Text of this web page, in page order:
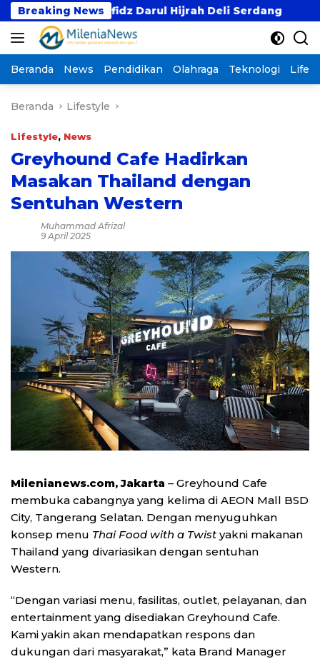
Langsung
ke
konten
Breaking News
Tahfidz Darul Hijrah Deli Serdang Prodi PAI
Beranda News Pendidikan Olahraga Teknologi
Beranda Lifestyle
Lifestyle, News
Greyhound Cafe Hadirkan
Masakan Thailand dengan
Sentuhan Western
Muhammad Afrizal
9 April 2025
Milenianews.com, Jakarta – Greyhound Cafe
membuka cabangnya yang kelima di AEON Mall BSD
City, Tangerang Selatan. Dengan menyuguhkan
konsep menu Thai Food with a Twist yakni makanan
Thailand yang divariasikan dengan sentuhan
Western.
“Dengan variasi menu, fasilitas, outlet, pelayanan, dan
entertainment yang disediakan Greyhound Cafe.
Kami yakin akan mendapatkan respons dan
dukungan dari masyarakat,” kata Brand Manager